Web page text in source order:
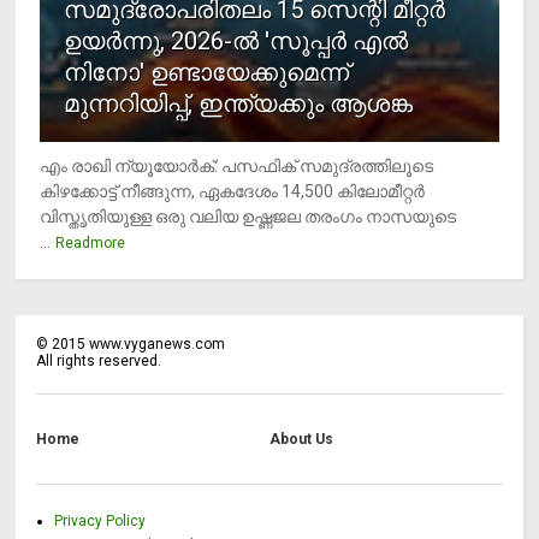
സമുദ്രോപരിതലം 15 സെന്റി മീറ്റര്‍
ഉയര്‍ന്നു, 2026-ല്‍ 'സൂപ്പര്‍ എല്‍
നിനോ' ഉണ്ടായേക്കുമെന്ന്
മുന്നറിയിപ്പ്, ഇന്ത്യക്കും ആശങ്ക
എം രാഖി ന്യൂയോര്‍ക്: പസഫിക് സമുദ്രത്തിലൂടെ
കിഴക്കോട്ട് നീങ്ങുന്ന, ഏകദേശം 14,500 കിലോമീറ്റര്‍
വിസ്തൃതിയുള്ള ഒരു വലിയ ഉഷ്ണജല തരംഗം നാസയുടെ
Readmore
©2015 www.vyganews.com
All rights reserved.
Home About Us
Privacy Policy